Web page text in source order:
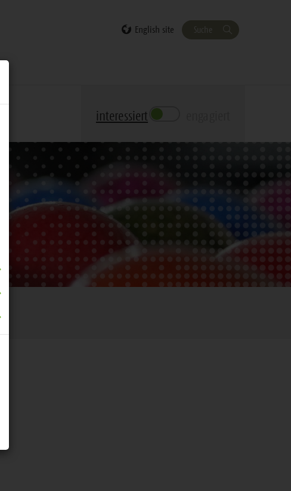
English site Suche
interessiert